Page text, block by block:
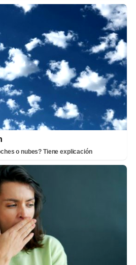
o nubes? Tiene explicación